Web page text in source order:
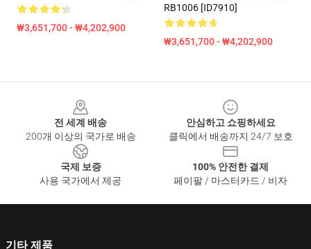
₩3,651,700 - ₩4,202,900
RB1006 [ID7910]
₩3,651,700 - ₩4,202,900
전 세계 배송
200개 이상의 국가로 배송
안심하고 쇼핑하세요
클릭에서 배송까지 24/7 보호
국제 보증
사용 국가에서 제공
100% 안전한 결제
페이팔 / 마스터카드 / 비자
기타 제품